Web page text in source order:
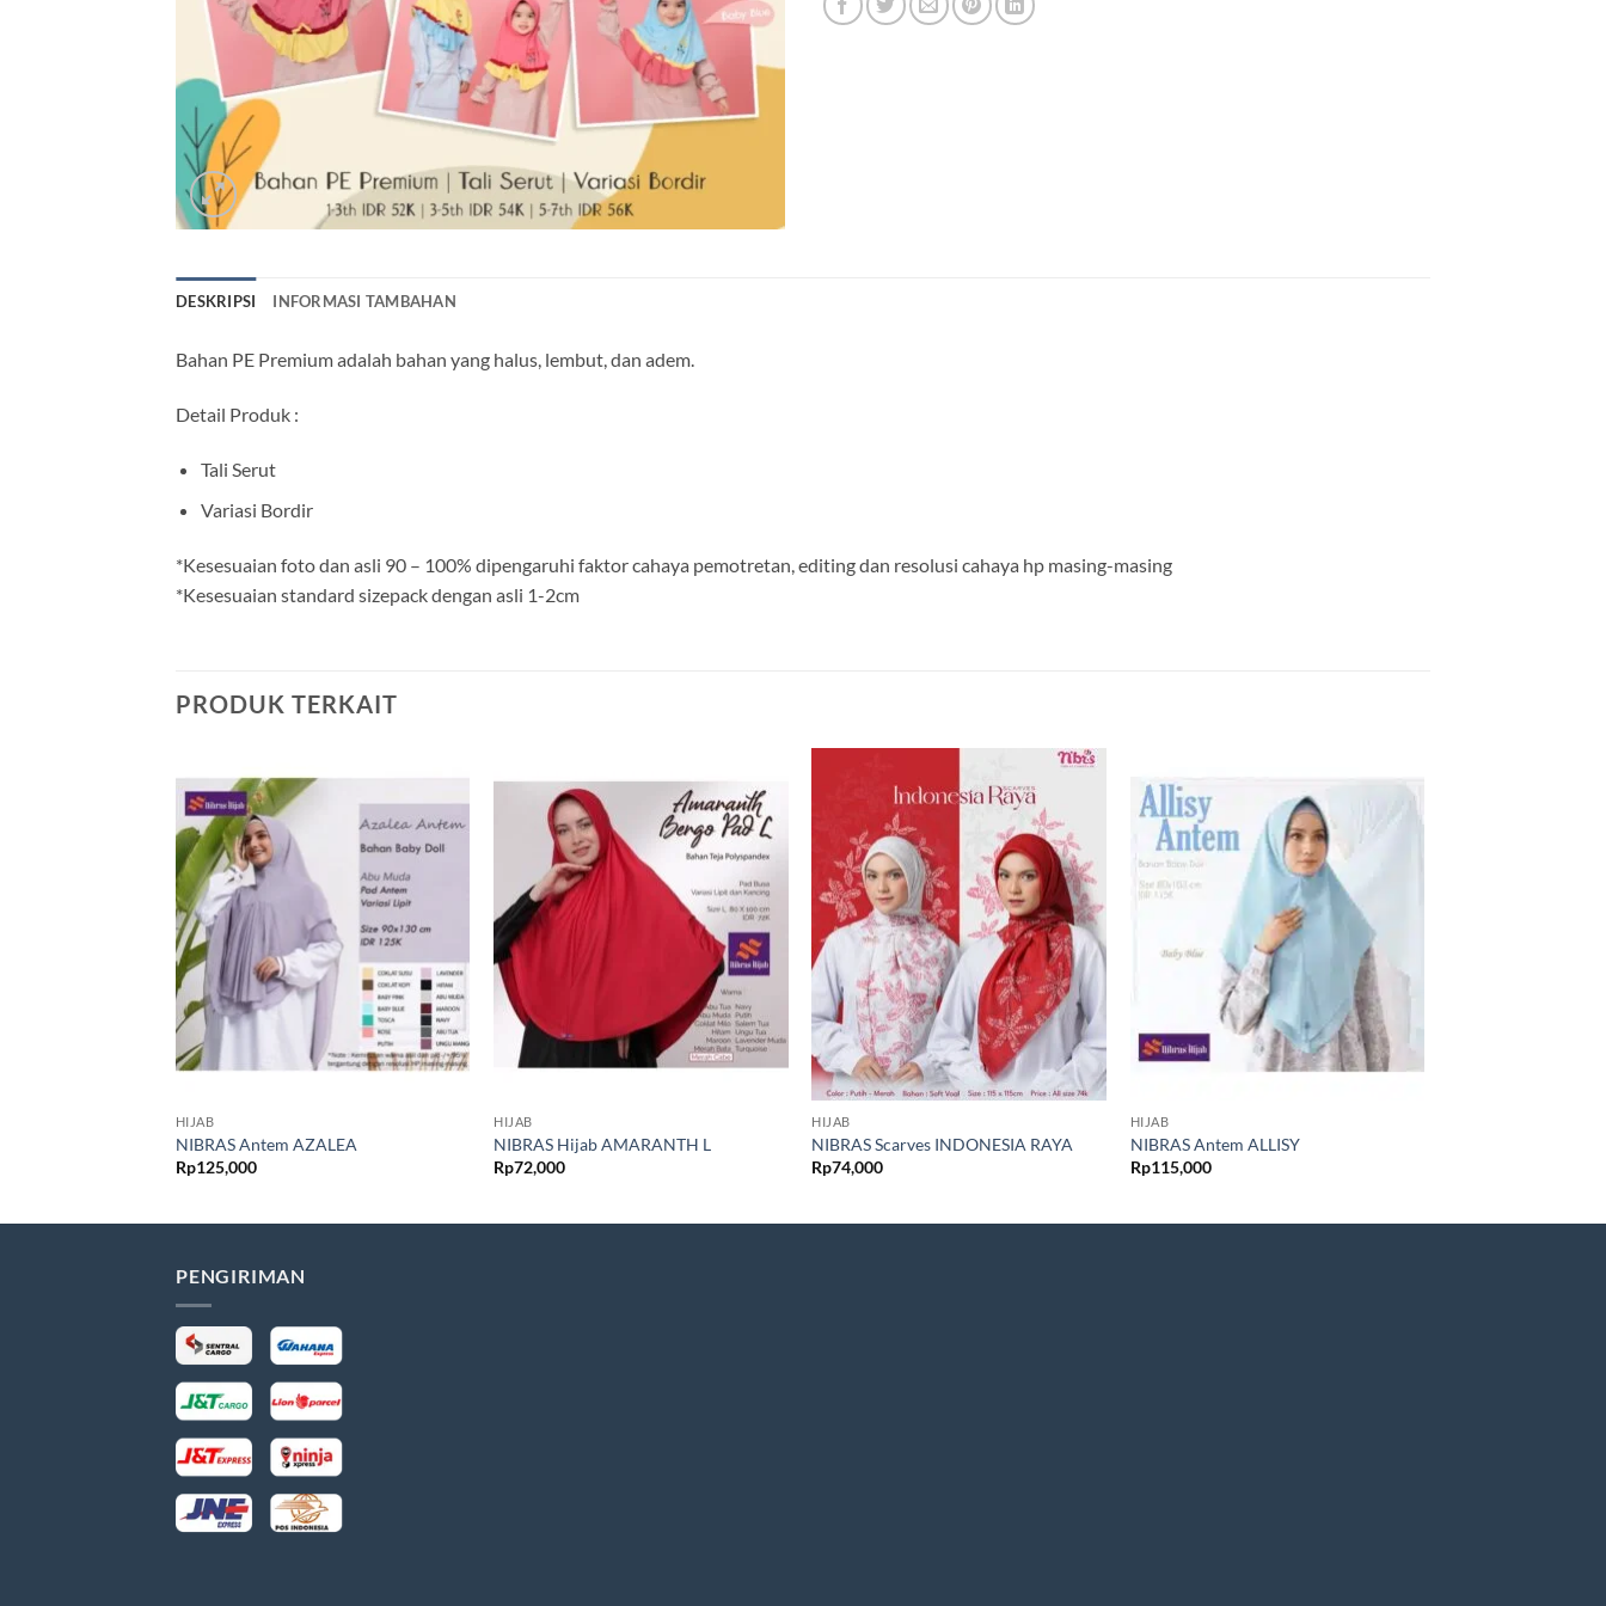
DESKRIPSI INFORMASI TAMBAHAN
Bahan PE Premium adalah bahan yang halus, lembut, dan adem.
Detail Produk :
Tali Serut
Variasi Bordir
*Kesesuaian foto dan asli 90 – 100% dipengaruhi faktor cahaya pemotretan, editing dan resolusi cahaya hp masing-masing
*Kesesuaian standard sizepack dengan asli 1-2cm
PRODUK TERKAIT
HIJAB
NIBRAS Antem AZALEA
Rp125,000
HIJAB
NIBRAS Hijab AMARANTH L
Rp72,000
HIJAB
NIBRAS Scarves INDONESIA RAYA
Rp74,000
HIJAB
NIBRAS Antem ALLISY
Rp115,000
PENGIRIMAN